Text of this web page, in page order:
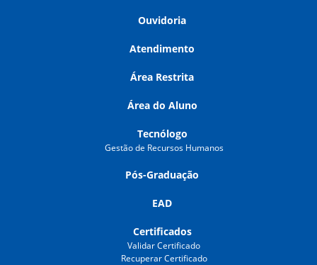
Ouvidoria
Atendimento
Área Restrita
Área do Aluno
Tecnólogo
Gestão de Recursos Humanos
Pós-Graduação
EAD
Certificados
Validar Certificado
Recuperar Certificado